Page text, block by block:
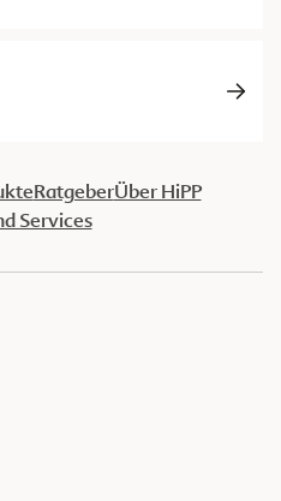
RatgeberÜber HiPP
Services